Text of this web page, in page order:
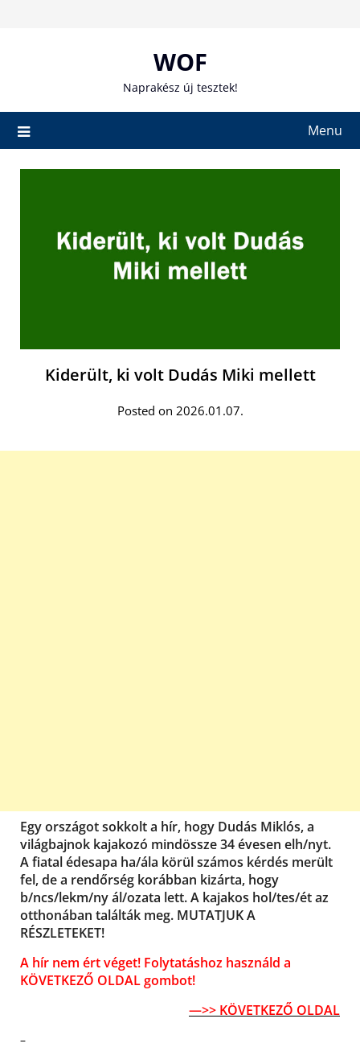
WOF
Naprakész új tesztek!
Menu
Kiderült, ki volt Dudás Miki mellett
Posted on 2026.01.07.
Egy országot sokkolt a hír, hogy Dudás Miklós, a
világbajnok kajakozó mindössze 34 évesen elh/nyt.
A fiatal édesapa ha/ála körül számos kérdés merült
fel, de a rendőrség korábban kizárta, hogy
b/ncs/lekm/ny ál/ozata lett. A kajakos hol/tes/ét az
otthonában találták meg. MUTATJUK A
RÉSZLETEKET!
A hír nem ért véget! Folytatáshoz használd a
KÖVETKEZŐ OLDAL gombot!
—>> KÖVETKEZŐ OLDAL
–